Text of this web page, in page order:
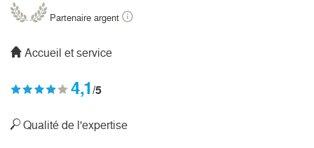
Partenaire argent
Accueil et service
4,1 /5
Qualité de l'expertise